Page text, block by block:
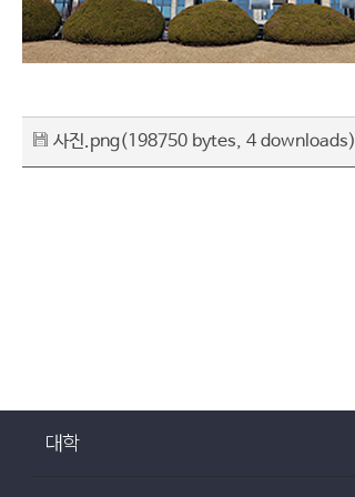
사진.png(198750 bytes, 4 downloads)
대학